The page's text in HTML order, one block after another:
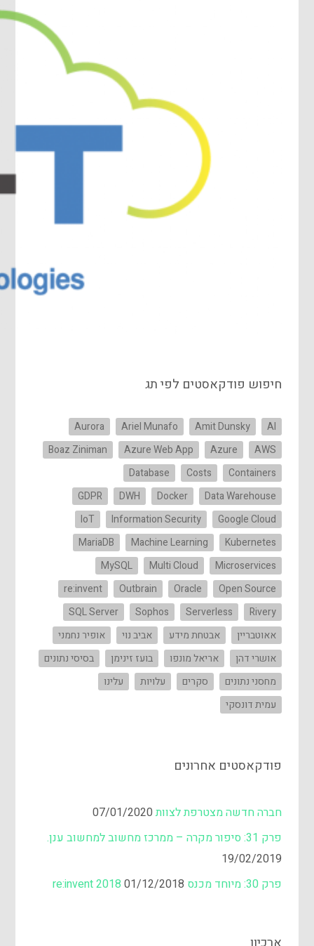
חיפוש פודקאסטים לפי תג
AI
Amit Dunsky
Ariel Munafo
Aurora
AWS
Azure
Azure Web App
Boaz Ziniman
Containers
Costs
Database
Data Warehouse
Docker
DWH
GDPR
Google Cloud
Information Security
IoT
Kubernetes
Machine Learning
MariaDB
Microservices
Multi Cloud
MySQL
Open Source
Oracle
Outbrain
re:invent
Rivery
Serverless
Sophos
SQL Server
אאוטבריין
אבטחת מידע אביב נוי
אופיר נחמני
אושרי דהן
אריאל מונפו בועז זינימן
בסיסי נתונים
מחסני נתונים
סקרים עלויות
עלינו
עמית דונסקי
פודקאסטים אחרונים
חברה חדשה מצטרפת לצוות07/01/2020
פרק 31: סיפור מקרה – ממרכז מחשוב למחשוב ענן.
19/02/2019
פרק 30: מיוחד מכנס re:invent 2018
01/12/2018